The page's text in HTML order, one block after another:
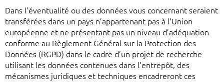
Dans l’éventualité ou des données vous concernant seraient
transférées dans un pays n’appartenant pas à l’Union
européenne et ne présentant pas un niveau d’adéquation
conforme au Règlement Général sur la Protection des
Données (RGPD) dans le cadre d’un projet de recherche
utilisant les données contenues dans l’entrepôt, des
mécanismes juridiques et techniques encadreront ces